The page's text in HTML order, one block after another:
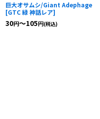
巨大オサムシ/Giant Adephage
[GTC 緑 神話レア]
30円～105円(税込)